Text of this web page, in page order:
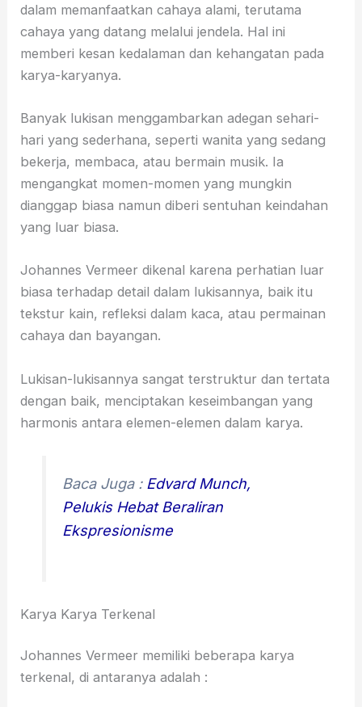
dalam memanfaatkan cahaya alami, terutama
cahaya yang datang melalui jendela. Hal ini
memberi kesan kedalaman dan kehangatan pada
karya-karyanya.
Banyak lukisan menggambarkan adegan sehari-
hari yang sederhana, seperti wanita yang sedang
bekerja, membaca, atau bermain musik. Ia
mengangkat momen-momen yang mungkin
dianggap biasa namun diberi sentuhan keindahan
yang luar biasa.
Johannes Vermeer dikenal karena perhatian luar
biasa terhadap detail dalam lukisannya, baik itu
tekstur kain, refleksi dalam kaca, atau permainan
cahaya dan bayangan.
Lukisan-lukisannya sangat terstruktur dan tertata
dengan baik, menciptakan keseimbangan yang
harmonis antara elemen-elemen dalam karya.
Baca Juga : Edvard Munch,
Pelukis Hebat Beraliran
Ekspresionisme
Karya Karya Terkenal
Johannes Vermeer memiliki beberapa karya
terkenal, di antaranya adalah :